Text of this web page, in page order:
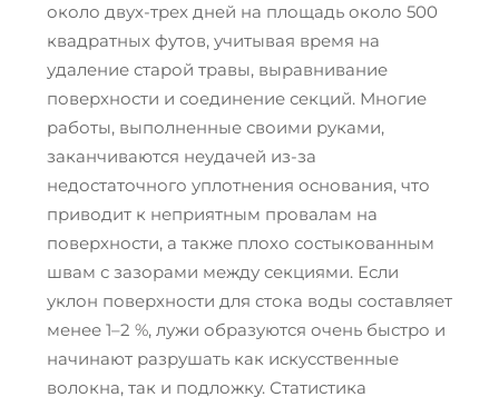
около двух-трех дней на площадь около 500
квадратных футов, учитывая время на
удаление старой травы, выравнивание
поверхности и соединение секций. Многие
работы, выполненные своими руками,
заканчиваются неудачей из-за
недостаточного уплотнения основания, что
приводит к неприятным провалам на
поверхности, а также плохо состыкованным
швам с зазорами между секциями. Если
уклон поверхности для стока воды составляет
менее 1–2 %, лужи образуются очень быстро и
начинают разрушать как искусственные
волокна, так и подложку. Статистика